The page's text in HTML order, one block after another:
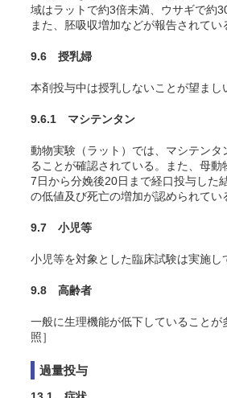
域はラットで約3倍未満、ウサギで約
また、胚吸収増加などが報告されてい
9.6 授乳婦
本剤投与中は授乳しないことが望まし
9.6.1 マシテンタン
動物実験（ラット）では、マシテンタ
ることが確認されている。また、母動
7日から分娩後20日まで経口投与した
の低値及び死亡の増加が認められてい
9.7 小児等
小児等を対象とした臨床試験は実施し
9.8 高齢者
一般に生理機能が低下していることが
照］
過量投与